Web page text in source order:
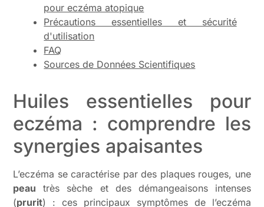
pour eczéma atopique
Précautions essentielles et sécurité
d'utilisation
FAQ
Sources de Données Scientifiques
Huiles essentielles pour
eczéma : comprendre les
synergies apaisantes
L’eczéma se caractérise par des plaques rouges, une
peau très sèche et des démangeaisons intenses
(prurit) : ces principaux symptômes de l’eczéma